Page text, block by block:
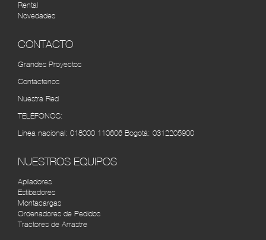
(5) 3490534
CÚCUTA MOTORS
Cra. 7 No. 10 - 52 Autopista internacional, Barrio -
VEHICAFÉ S.A.S PEREIRA
Av. 30 de Agosto #100-112, Pereira, Risaralda,
(2) 4422610
Rental
Novedades
CONTACTO
Grandes Proyectos
Contáctenos
Nuestra Red
TELÉFONOS:
Línea nacional: 018000 110606 Bogotá: 0312205900
NUESTROS EQUIPOS
Apiladores
Estibadores
Montacargas
Ordenadores de Pedidos
Tractores de Arrastre